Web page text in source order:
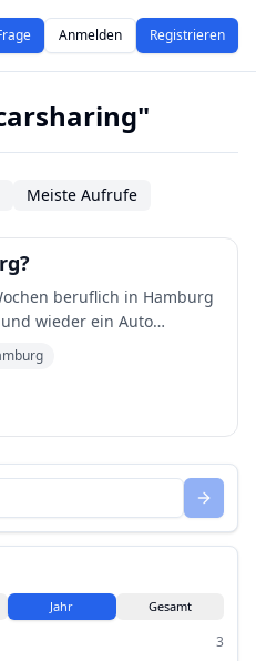
Anmelden Registrieren
Meiste Aufrufe
wieder ein Auto
auf irgendeinen
wollte ich
Jahr Gesamt
3